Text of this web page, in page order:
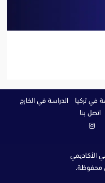
في تركيا
الدراسة في الخارج
اتصل بنا
انستغرام
الأكاديمي
محفوظة.